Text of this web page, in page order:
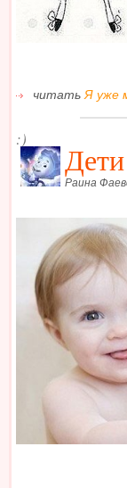
читатьЯ уже
:)
Раина